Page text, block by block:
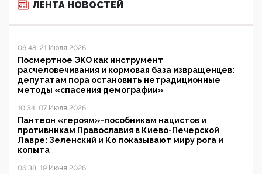
ЛЕНТА НОВОСТЕЙ
06:48, 21 Июля 2026
Посмертное ЭКО как инструмент
расчеловечивания и кормовая база извращенцев:
депутатам пора остановить нетрадиционные
методы «спасения демографии»
10:34, 07 Июля 2026
Пантеон «героям»-пособникам нацистов и
противникам Православия в Киево-Печерской
Лавре: Зеленский и Ко показывают миру рога и
копыта
06:38, 19 Июня 2026